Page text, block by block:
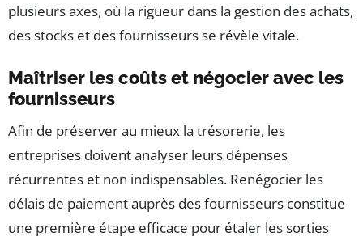
plusieurs axes, où la rigueur dans la gestion des achats,
des stocks et des fournisseurs se révèle vitale.
Maîtriser les coûts et négocier avec les
fournisseurs
Afin de préserver au mieux la trésorerie, les
entreprises doivent analyser leurs dépenses
récurrentes et non indispensables. Renégocier les
délais de paiement auprès des fournisseurs constitue
une première étape efficace pour étaler les sorties